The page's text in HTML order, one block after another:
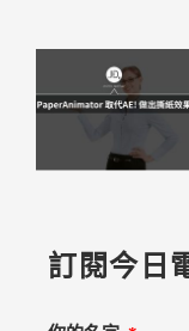
訂閱今日